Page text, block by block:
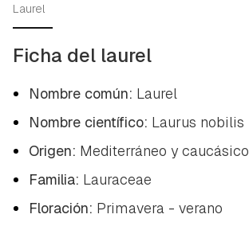
Laurel
Ficha del laurel
Nombre común: Laurel
Nombre científico: Laurus nobilis
Origen: Mediterráneo y caucásico
Familia: Lauraceae
Floración: Primavera - verano